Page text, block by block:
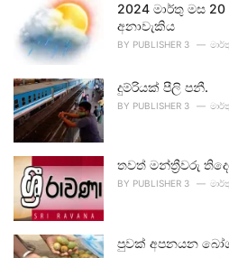
2024 මාර්තු මස
අනාවැකිය
BY PUBLISHER 3
දුම්රියක් පීලි පනී.
BY PUBLISHER 3
තවත් මන්ත්‍රීවරු
BY PUBLISHER 3
පුවක් අපනයන